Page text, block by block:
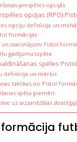
piespēles opcijās
opcijas (RPO)
opciju definīcija un
formācijas
un izaicinājumi Pistol
gadījumu izpēte
spēles
definīcija un mērķis
taktikas no Pistol
spēļu piemēri
uz aizsardzības
formācija